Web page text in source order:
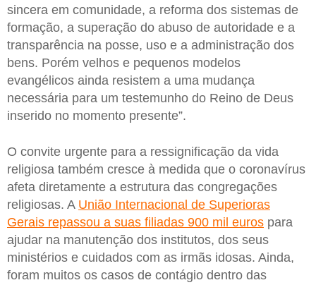
sincera em comunidade, a reforma dos sistemas de
formação, a superação do abuso de autoridade e a
transparência na posse, uso e a administração dos
bens. Porém velhos e pequenos modelos
evangélicos ainda resistem a uma mudança
necessária para um testemunho do Reino de Deus
inserido no momento presente”.
O convite urgente para a ressignificação da vida
religiosa também cresce à medida que o coronavírus
afeta diretamente a estrutura das congregações
religiosas. A União Internacional de Superioras
Gerais repassou a suas filiadas 900 mil euros para
ajudar na manutenção dos institutos, dos seus
ministérios e cuidados com as irmãs idosas. Ainda,
foram muitos os casos de contágio dentro das